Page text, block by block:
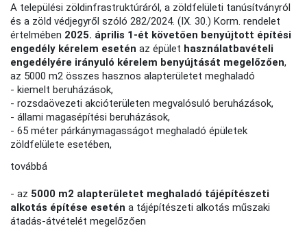
A települési zöldinfrastruktúráról, a zöldfelületi tanúsítványról
és a zöld védjegyről szóló 282/2024. (IX. 30.) Korm. rendelet
értelmében 2025. április 1-ét követően benyújtott építési
engedély kérelem esetén az épület használatbavételi
engedélyére irányuló kérelem benyújtását megelőzően,
az 5000 m2 összes hasznos alapterületet meghaladó
- kiemelt beruházások,
- rozsdaövezeti akcióterületen megvalósuló beruházások,
- állami magasépítési beruházások,
- 65 méter párkánymagasságot meghaladó épületek
zöldfelülete esetében,
továbbá
- az 5000 m2 alapterületet meghaladó tájépítészeti
alkotás építése esetén a tájépítészeti alkotás műszaki
átadás-átvételét megelőzően